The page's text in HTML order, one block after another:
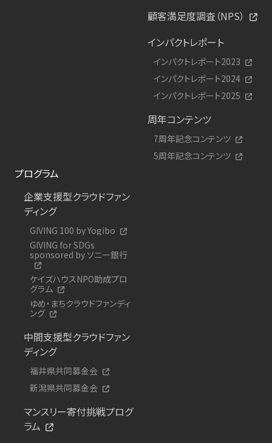
顧客満足度調査（NPS）
インパクトレポート
インパクトレポート2023
インパクトレポート2024
インパクトレポート2025
周年コンテンツ
7周年記念コンテンツ
5周年記念コンテンツ
プログラム
企業支援型クラウドファン
ディング
GIVING 100 by Yogibo
GIVING for SDGs
sponsored by ソニー銀行
ケイズハウスNPO助成プロ
グラム
ゆめ・まちクラウドファンディ
ング
中間支援型クラウドファン
ディング
福井県共同募金会
新潟県共同募金会
マンスリー寄付挑戦プログ
ラム